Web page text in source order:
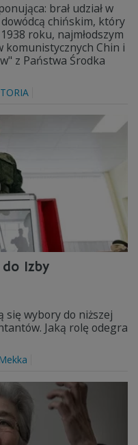
brał udział w
chińskim, który
roku, najmłodszym
komunistycznych Chin i
z Państwa Środka
do Izby
się wybory do niższej
Jaką rolę odegra
Mekka